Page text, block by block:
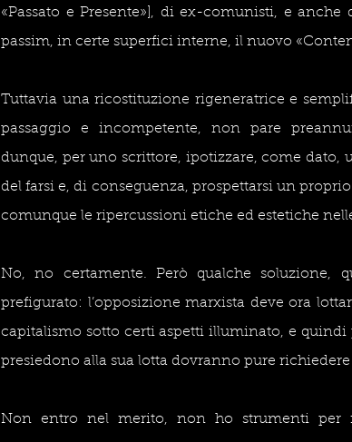
«Passato e Presente»], di ex-comunisti, e
passim, in certe superfici interne, il nuovo
Tuttavia una ricostituzione rigeneratrice e
passaggio e incompetente, non pare
dunque, per uno scrittore, ipotizzare, come
del farsi e, di conseguenza, prospettarsi un
comunque le ripercussioni etiche ed estetiche
No, no certamente. Però qualche soluzione,
prefigurato: l’opposizione marxista deve ora
capitalismo sotto certi aspetti illuminato, e
presiedono alla sua lotta dovranno pure
Non entro nel merito, non ho strumenti per